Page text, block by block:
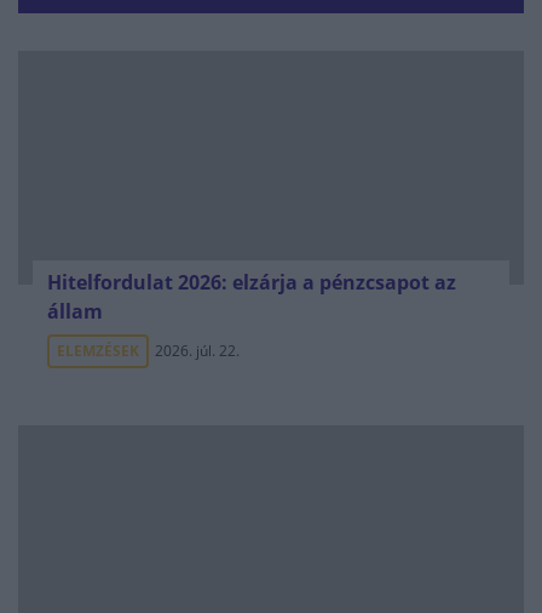
Hitelfordulat 2026: elzárja a pénzcsapot az
állam
ELEMZÉSEK 2026. júl. 22.